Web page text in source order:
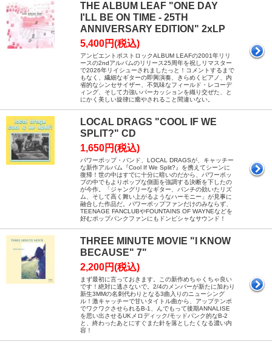
THE ALBUM LEAF "ONE DAY
I'LL BE ON TIME - 25TH
ANNIVERSARY EDITION" 2xLP
5,400円(税込)
アンビエントポストロックALBUM LEAFの2001年リリ
ースの2ndアルバムのリリース25周年を祝しリマスター
で2026年リイシューされましたっと！コメントするまで
もなく、繊細なギターの即興演奏、きらめくピアノ、内
省的なシンセサイザー、不気味なフィールド・レコーデ
ィング、そして力強いパーカッションを織り交ぜた、と
にかく美しい旋律に癒やされること間違いない。
LOCAL DRAGS "COOL IF WE
SPLIT?" CD
1,650円(税込)
パワーポップ・バンド、LOCAL DRAGSが、キャッチー
な新作アルバム『Cool If We Split?』を携えてシーンに
復帰！世の中はすでに十分に暗いのだから、パワーポッ
プの中でもよりポップな側面を強調する決断を下したの
が今作。「ジャングリーなギター、パンチの効いたリズ
ム、そして高く舞い上がるようなハーモニー」が見事に
融合した作品だ。パワーポップファンだけのみならず、
TEENAGE FANCLUBやFOUNTAINS OF WAYNEなどを
好むポップパンクファンにもドンピシャなサウンド！
THREE MINUTE MOVIE "I KNOW
BECAUSE" 7"
2,200円(税込)
まず最初に言っておきます。この新作めちゃくちゃ良い
です！絶対に逃さないで。2/4のメンバーが新たに加わり
新生3MMの名刺代わりとなる3曲入りのニューシング
ル！激キャッチーで甘いタイトル曲から、アップテンポ
でワクワクさせられるB-1、んでもって後期ANNALISE
を思い出させるUKメロディック/モッドパンク的なB-2
と、終わったあとにすぐまた針を落としたくなる濃い内
容！